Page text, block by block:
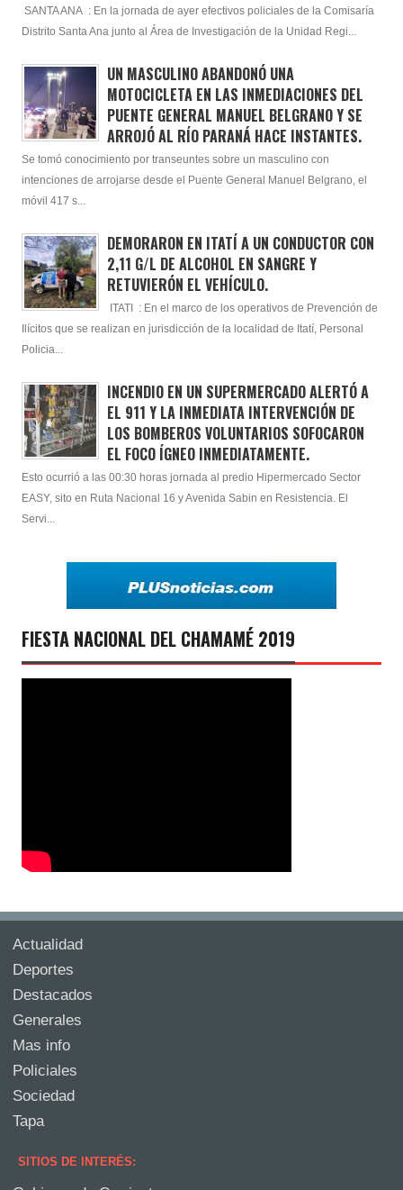
SANTA ANA : En la jornada de ayer efectivos policiales de la Comisaría
Distrito Santa Ana junto al Área de Investigación de la Unidad Regi...
UN MASCULINO ABANDONÓ UNA
MOTOCICLETA EN LAS INMEDIACIONES DEL
PUENTE GENERAL MANUEL BELGRANO Y SE
ARROJÓ AL RÍO PARANÁ HACE INSTANTES.
Se tomó conocimiento por transeuntes sobre un masculino con
intenciones de arrojarse desde el Puente General Manuel Belgrano, el
móvil 417 s...
DEMORARON EN ITATÍ A UN CONDUCTOR CON
2,11 G/L DE ALCOHOL EN SANGRE Y
RETUVIERÓN EL VEHÍCULO.
ITATI : En el marco de los operativos de Prevención de
Ilícitos que se realizan en jurisdicción de la localidad de Itatí, Personal
Policia...
INCENDIO EN UN SUPERMERCADO ALERTÓ A
EL 911 Y LA INMEDIATA INTERVENCIÓN DE
LOS BOMBEROS VOLUNTARIOS SOFOCARON
EL FOCO ÍGNEO INMEDIATAMENTE.
Esto ocurrió a las 00:30 horas jornada al predio Hipermercado Sector
EASY, sito en Ruta Nacional 16 y Avenida Sabin en Resistencia. El
Servi...
FIESTA NACIONAL DEL CHAMAMÉ 2019
Actualidad
Deportes
Destacados
Generales
Mas info
Policiales
Sociedad
Tapa
SITIOS DE INTERÉS: